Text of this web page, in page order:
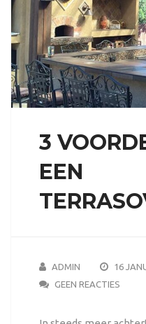
3
EEN
ADMIN 16
GEEN REACTIES